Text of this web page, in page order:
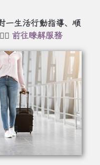
一生活行動指導、順
前往瞭解服務